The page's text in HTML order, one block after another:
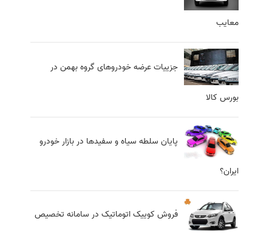
معایب
جزییات عرضه خودروهای گروه بهمن در
بورس کالا
پایان سلطه سیاه و سفیدها در بازار خودرو
ایران؟
فروش کوییک اتوماتیک در سامانه تخصیص